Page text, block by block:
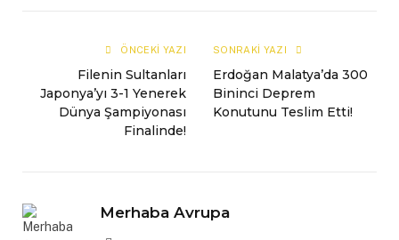
ÖNCEKI YAZI
Filenin Sultanları
Japonya’yı 3-1 Yenerek
Dünya Şampiyonası
Finalinde!
SONRAKI YAZI
Erdoğan Malatya’da 300
Bininci Deprem
Konutunu Teslim Etti!
Merhaba Avrupa